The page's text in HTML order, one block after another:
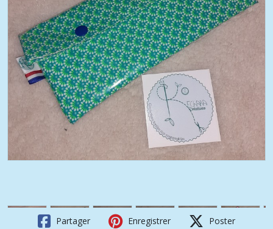
Partager Enregistrer Poster